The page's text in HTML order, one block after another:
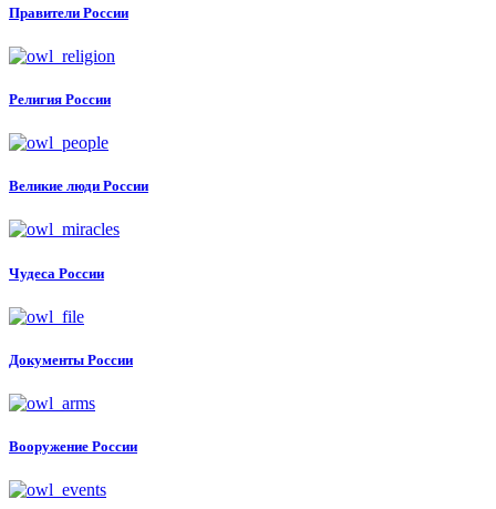
Правители России
Религия России
Великие люди России
Чудеса России
Документы России
Вооружение России